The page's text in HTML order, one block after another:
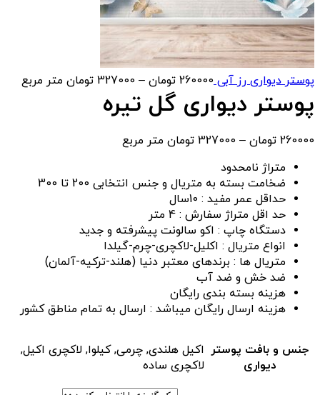
پوستر دیواری رز آبی260000 تومان –
327000 تومانمحدوده
متر مربع
پوستر دیواری گل تیره
260000 تومان –
327000 تومانمحدوده
تا
متر مربع
متراژ نامحدود
ضخامت بسته به متریال و جنس انتخابی 200 تا 300
حداقل عمر مفید : 10سال
حد اقل متراژ سفارش : 4 متر
دستگاه چاپ : اکو سالونت پیشرفته و جدید
انواع متریال : اکلیل-لاکچری-چرم-گیلدا
متریال ها : برندهای معتبر دنیا (هلند-ترکیه-آلمان)
ضد خش و ضد آب
هزینه بسته بندی رایگان
هزینه ارسال رایگان میباشد : ارسال به تمام مناطق کشور
جنس و بافت پوستر
دیواری
اکیل هلندی, چرمی, کیلوا, لاکچری اکیل,
لاکچری ساده